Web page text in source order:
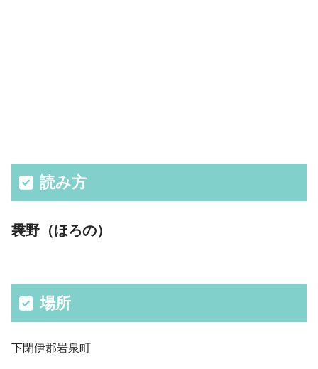
読み方
袰野（ほろの）
場所
下閉伊郡岩泉町